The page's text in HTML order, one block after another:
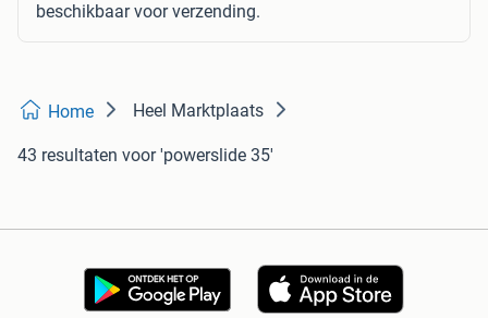
beschikbaar voor verzending.
Home Heel Marktplaats
43 resultaten voor 'powerslide 35'